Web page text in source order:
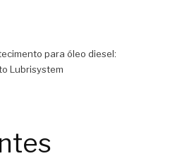
para óleo diesel:
Lubrisystem